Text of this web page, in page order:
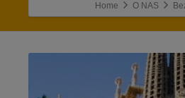
Home O NAS